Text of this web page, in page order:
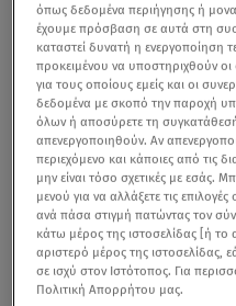
όπως δεδομένα περιήγησης ή
έχουμε πρόσβαση σε αυτά στη
καταστεί δυνατή η ενεργοποίηση
προκειμένου να υποστηριχθούν
για τους οποίους εμείς και οι
δεδομένα με σκοπό την παροχή
όλων ή αποσύρετε τη
απενεργοποιηθούν. Αν
περιεχόμενο και κάποιες από τις
μην είναι τόσο σχετικές με εσάς.
μενού για να αλλάξετε τις
ανά πάσα στιγμή πατώντας τον
κάτω μέρος της ιστοσελίδας [ή το
αριστερό μέρος της ιστοσελίδας,
σε ισχύ στον Ιστότοπος. Για
Πολιτική Απορρήτου μας.